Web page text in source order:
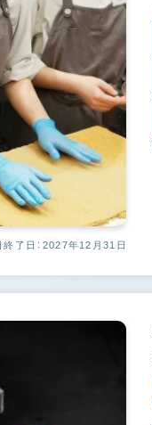
終了日：2027年12月31日